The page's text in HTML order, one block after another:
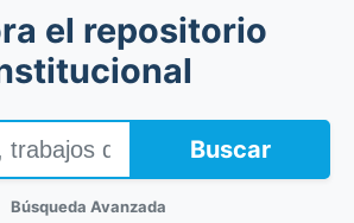
el repositorio
Buscar
Búsqueda Avanzada